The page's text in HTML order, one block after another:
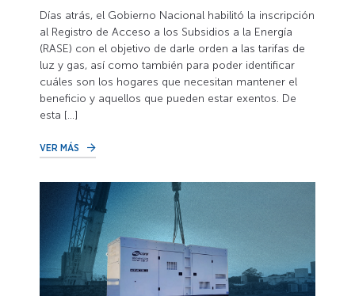
Días atrás, el Gobierno Nacional habilitó la inscripción
al Registro de Acceso a los Subsidios a la Energía
(RASE) con el objetivo de darle orden a las tarifas de
luz y gas, así como también para poder identificar
cuáles son los hogares que necesitan mantener el
beneficio y aquellos que pueden estar exentos. De
esta […]
VER MÁS